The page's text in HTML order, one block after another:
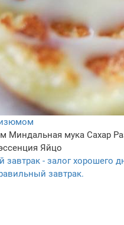
Миндальная мука Сахар
Яйцо
завтрак - залог хорошего
завтрак.